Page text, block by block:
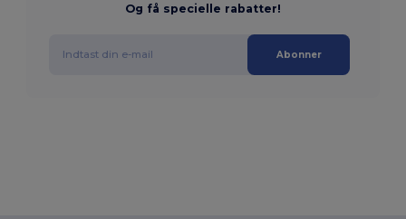
Og få specielle rabatter!
Abonner